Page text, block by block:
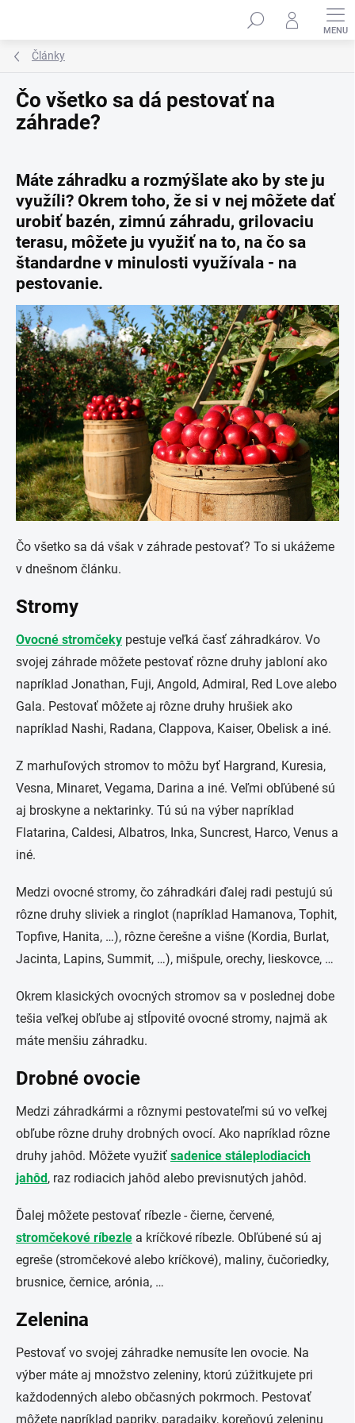
Články
Čo všetko sa dá pestovať na
záhrade?
Máte záhradku a rozmýšlate ako by ste ju
využíli? Okrem toho, že si v nej môžete dať
urobiť bazén, zimnú záhradu, grilovaciu
terasu, môžete ju využiť na to, na čo sa
štandardne v minulosti využívala - na
pestovanie.
Čo všetko sa dá však v záhrade pestovať? To si ukážeme
v dnešnom článku.
Stromy
Ovocné stromčeky pestuje veľká časť záhradkárov. Vo
svojej záhrade môžete pestovať rôzne druhy jabloní ako
napríklad Jonathan, Fuji, Angold, Admiral, Red Love alebo
Gala. Pestovať môžete aj rôzne druhy hrušiek ako
napríklad Nashi, Radana, Clappova, Kaiser, Obelisk a iné.
Z marhuľových stromov to môžu byť Hargrand, Kuresia,
Vesna, Minaret, Vegama, Darina a iné. Veľmi obľúbené sú
aj broskyne a nektarinky. Tú sú na výber napríklad
Flatarina, Caldesi, Albatros, Inka, Suncrest, Harco, Venus a
iné.
Medzi ovocné stromy, čo záhradkári ďalej radi pestujú sú
rôzne druhy sliviek a ringlot (napríklad Hamanova, Tophit,
Topfive, Hanita, …), rôzne čerešne a višne (Kordia, Burlat,
Jacinta, Lapins, Summit, …), mišpule, orechy, lieskovce, …
Okrem klasických ovocných stromov sa v poslednej dobe
tešia veľkej obľube aj stĺpovité ovocné stromy, najmä ak
máte menšiu záhradku.
Drobné ovocie
Medzi záhradkármi a rôznymi pestovateľmi sú vo veľkej
obľube rôzne druhy drobných ovocí. Ako napríklad rôzne
druhy jahôd. Môžete využiť sadenice stáleplodiacich
jahôd, raz rodiacich jahôd alebo previsnutých jahôd.
Ďalej môžete pestovať ríbezle - čierne, červené,
stromčekové ríbezle a kríčkové ríbezle. Obľúbené sú aj
egreše (stromčekové alebo kríčkové), maliny, čučoriedky,
brusnice, černice, arónia, …
Zelenina
Pestovať vo svojej záhradke nemusíte len ovocie. Na
výber máte aj množstvo zeleniny, ktorú zúžitkujete pri
každodenných alebo občasných pokrmoch. Pestovať
môžete napríklad papriky, paradajky, koreňovú zeleninu